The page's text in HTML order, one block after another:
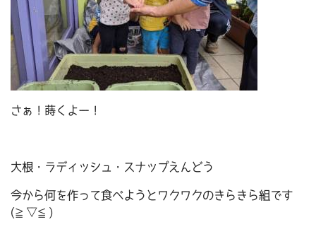
さぁ！蒔くよー！
大根・ラディッシュ・スナップえんどう
今から何を作って食べようとワクワクのきらきら組です
(≧▽≦)